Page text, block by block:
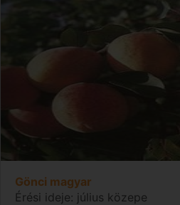
Gönci magyar
Érési ideje: július közepe